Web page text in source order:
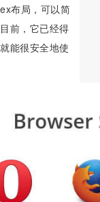
布局，可以简
前，它已经得
能很安全地使